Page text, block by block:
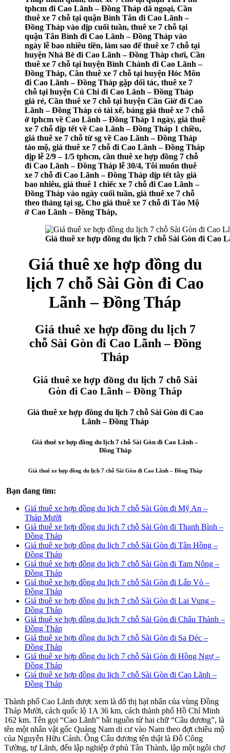
tphcm đi Cao Lãnh – Đồng Tháp dã ngoại, Cần
thuê xe 7 chỗ tại quận Bình Tân đi Cao Lãnh –
Đồng Tháp vào dịp cuối tuần, thuê xe 7 chỗ tại
quận Tân Bình đi Cao Lãnh – Đồng Tháp vào
ngày lễ bao nhiêu tiền, làm sao để thuê xe 7 chỗ tại
huyện Nhà Bè đi Cao Lãnh – Đồng Tháp chơi, Cần
thuê xe 7 chỗ tại huyện Bình Chánh đi Cao Lãnh –
Đồng Tháp, Cần thuê xe 7 chỗ tại huyện Hóc Môn
đi Cao Lãnh – Đồng Tháp gặp đối tác, thuê xe 7
chỗ tại huyện Củ Chi đi Cao Lãnh – Đồng Tháp
giá rẻ, Cần thuê xe 7 chỗ tại huyện Cần Giờ đi Cao
Lãnh – Đồng Tháp có tài xế, bảng giá thuê xe 7 chỗ
ở tphcm về Cao Lãnh – Đồng Tháp 1 ngày, giá thuê
xe 7 chỗ dịp tết về Cao Lãnh – Đồng Tháp 1 chiều,
giá thuê xe 7 chỗ từ sg về Cao Lãnh – Đồng Tháp
tảo mộ, giá thuê xe 7 chỗ đi Cao Lãnh – Đồng Tháp
dịp lễ 2/9 – 1/5 tphcm, cần thuê xe hợp đồng 7 chỗ
đi Cao Lãnh – Đồng Tháp lễ 30/4, Tôi muốn thuê
xe 7 chỗ đi Cao Lãnh – Đồng Tháp dịp tết tây giá
bao nhiêu, giá thuê 1 chiếc xe 7 chỗ đi Cao Lãnh –
Đồng Tháp vào ngày cuối tuần, giá thuê xe 7 chỗ
theo tháng tại sg, Cho giá thuê xe 7 chỗ đi Tảo Mộ
ở Cao Lãnh – Đồng Tháp,
Giá thuê xe hợp đồng du lịch 7 chỗ Sài Gòn đi Cao
Giá thuê xe hợp đồng du
lịch 7 chỗ Sài Gòn đi Cao
Lãnh – Đồng Tháp
Giá thuê xe hợp đồng du lịch 7
chỗ Sài Gòn đi Cao Lãnh – Đồng
Tháp
Giá thuê xe hợp đồng du lịch 7 chỗ Sài
Gòn đi Cao Lãnh – Đồng Tháp
Giá thuê xe hợp đồng du lịch 7 chỗ Sài Gòn đi Cao
Lãnh – Đồng Tháp
Giá thuê xe hợp đồng du lịch 7 chỗ Sài Gòn đi Cao Lãnh –
Đồng Tháp
Giá thuê xe hợp đồng du lịch 7 chỗ Sài Gòn đi Cao Lãnh – Đồng Tháp
Bạn đang tìm:
Giá thuê xe hợp đồng du lịch 7 chỗ Sài Gòn đi Mỹ An –
Tháp Mười
Giá thuê xe hợp đồng du lịch 7 chỗ Sài Gòn đi Thanh Bình –
Đồng Tháp
Giá thuê xe hợp đồng du lịch 7 chỗ Sài Gòn đi Tân Hồng –
Đồng Tháp
Giá thuê xe hợp đồng du lịch 7 chỗ Sài Gòn đi Tam Nông –
Đồng Tháp
Giá thuê xe hợp đồng du lịch 7 chỗ Sài Gòn đi Lấp Vò –
Đồng Tháp
Giá thuê xe hợp đồng du lịch 7 chỗ Sài Gòn đi Lai Vung –
Đồng Tháp
Giá thuê xe hợp đồng du lịch 7 chỗ Sài Gòn đi Châu Thành –
Đồng Tháp
Giá thuê xe hợp đồng du lịch 7 chỗ Sài Gòn đi Sa Đéc –
Đồng Tháp
Giá thuê xe hợp đồng du lịch 7 chỗ Sài Gòn đi Hồng Ngự –
Đồng Tháp
Giá thuê xe hợp đồng du lịch 7 chỗ Sài Gòn đi Cao Lãnh –
Đồng Tháp
Thành phố Cao Lãnh được xem là đô thị hạt nhân của vùng Đồng
Tháp Mười, cách quốc lộ 1A 36 km, cách thành phố Hồ Chí Minh
162 km. Tên gọi “Cao Lãnh” bắt nguồn từ hai chữ “Câu đương”, là
tên một nhân vật gốc Quảng Nam di cư vào Nam theo đợt chiêu mộ
của Nguyễn Hữu Cảnh. Ông Câu đương tên thật là Đỗ Công
Tường, tự Lãnh, đến lập nghiệp ở phủ Tân Thành, lập một ngôi chợ